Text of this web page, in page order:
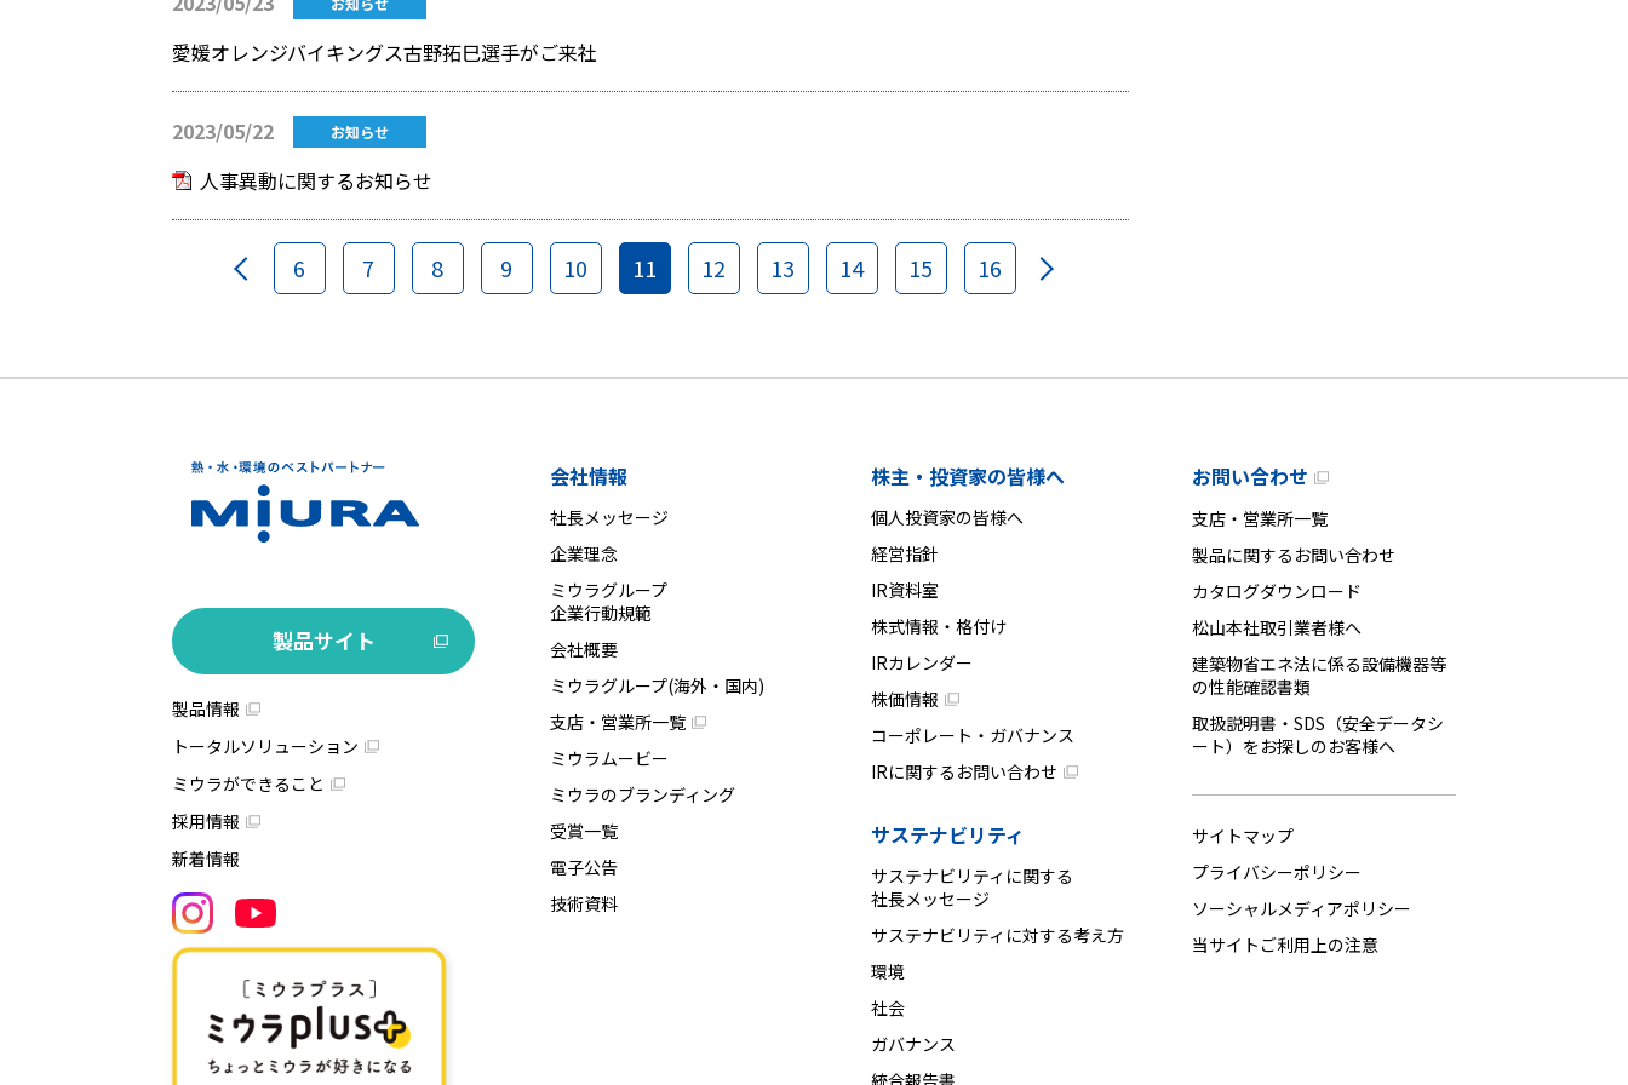
愛媛オレンジバイキングス古野拓巳選手がご来社
2023/05/22 お知らせ
人事異動に関するお知らせ
6 7 8 9 10 11 12 13 14 15 16
製品サイト
製品情報
トータルソリューション
ミウラができること
採用情報
新着情報
会社情報
社長メッセージ
企業理念
ミウラグループ
企業行動規範
会社概要
ミウラグループ(海外・国内)
支店・営業所一覧
ミウラムービー
ミウラのブランディング
受賞一覧
電子公告
技術資料
株主・投資家の皆様へ
個人投資家の皆様へ
経営指針
IR資料室
株式情報・格付け
IRカレンダー
株価情報
コーポレート・ガバナンス
IRに関するお問い合わせ
サステナビリティ
サステナビリティに関する
社長メッセージ
サステナビリティに対する考え方
環境
社会
ガバナンス
統合報告書
お問い合わせ
支店・営業所一覧
製品に関するお問い合わせ
カタログダウンロード
松山本社取引業者様へ
建築物省エネ法に係る設備機器等
の性能確認書類
取扱説明書・SDS（安全データシ
ート）をお探しのお客様へ
サイトマップ
プライバシーポリシー
ソーシャルメディアポリシー
当サイトご利用上の注意